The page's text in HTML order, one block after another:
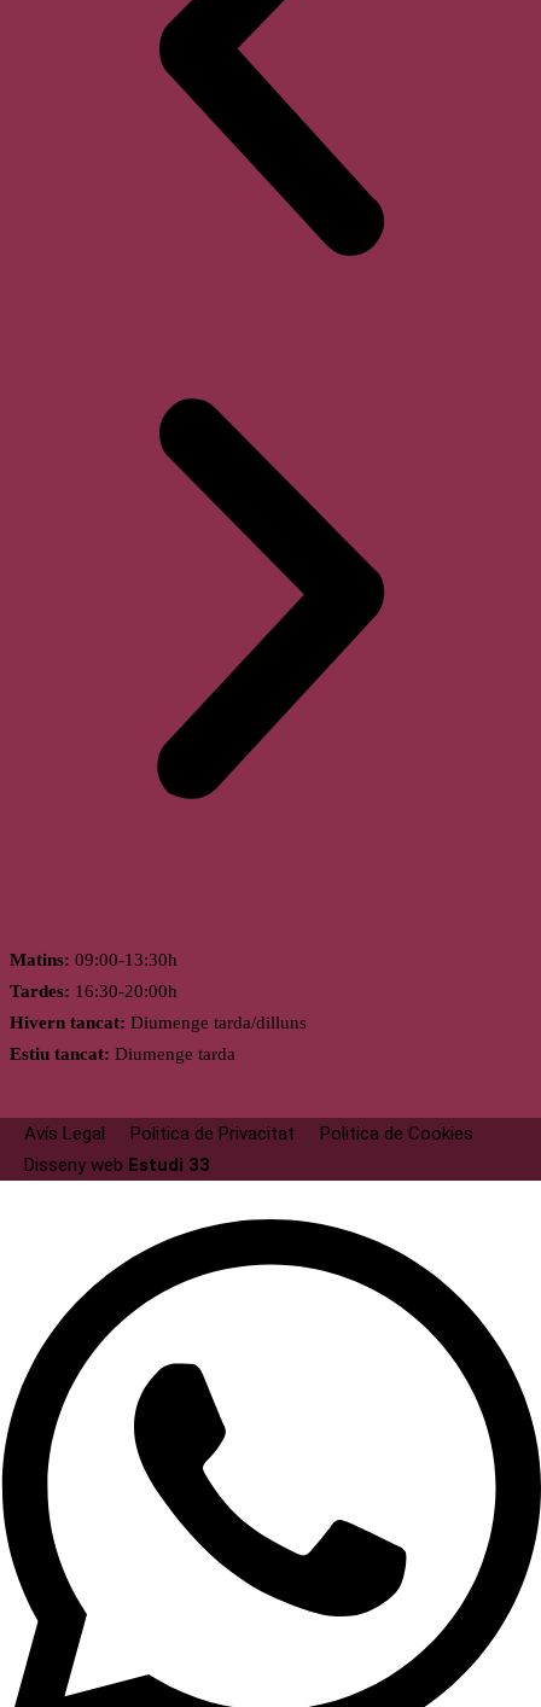
Matins: 09:00-13:30h
Tardes: 16:30-20:00h
Hivern tancat: Diumenge tarda/dilluns
Estiu tancat: Diumenge tarda
Avís Legal Politica de Privacitat
Politica de Cookies
Disseny web Estudi 33